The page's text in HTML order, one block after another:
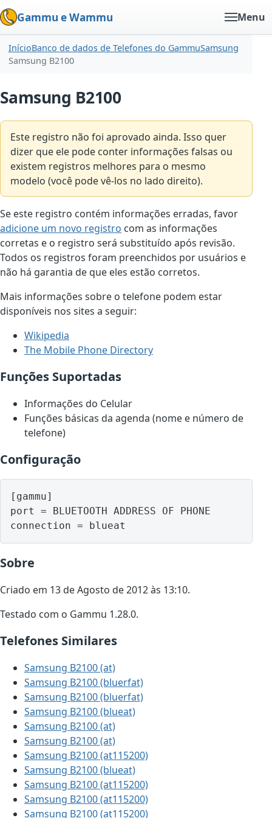
Gammu e Wammu Menu
InícioBanco de dados de Telefones do GammuSamsung
Samsung B2100
Samsung B2100
Este registro não foi aprovado ainda. Isso quer
dizer que ele pode conter informações falsas ou
existem registros melhores para o mesmo
modelo (você pode vê-los no lado direito).
Se este registro contém informações erradas, favor
adicione um novo registro com as informações
corretas e o registro será substituído após revisão.
Todos os registros foram preenchidos por usuários e
não há garantia de que eles estão corretos.
Mais informações sobre o telefone podem estar
disponíveis nos sites a seguir:
Wikipedia
The Mobile Phone Directory
Funções Suportadas
Informações do Celular
Funções básicas da agenda (nome e número de
telefone)
Configuração
[gammu]
port = BLUETOOTH ADDRESS OF PHONE
Sobre
Criado em 13 de Agosto de 2012 às 13:10.
Testado com o Gammu 1.28.0.
Telefones Similares
Samsung B2100 (at)
Samsung B2100 (bluerfat)
Samsung B2100 (bluerfat)
Samsung B2100 (blueat)
Samsung B2100 (at)
Samsung B2100 (at)
Samsung B2100 (at115200)
Samsung B2100 (blueat)
Samsung B2100 (at115200)
Samsung B2100 (at115200)
Samsung B2100 (at115200)